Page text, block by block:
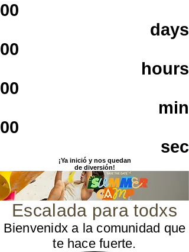
00
days
00
hours
00
min
00
sec
¡Ya inició y nos quedan
de diversión!
Escalada para todxs
Bienvenidx a la comunidad que
te hace fuerte.